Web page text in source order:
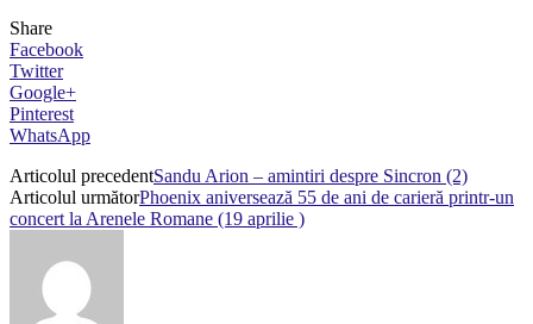
Share
Facebook
Twitter
Google+
Pinterest
WhatsApp
Articolul precedentSandu Arion – amintiri despre Sincron (2)
Articolul următorPhoenix aniversează 55 de ani de carieră printr-un
concert la Arenele Romane (19 aprilie )